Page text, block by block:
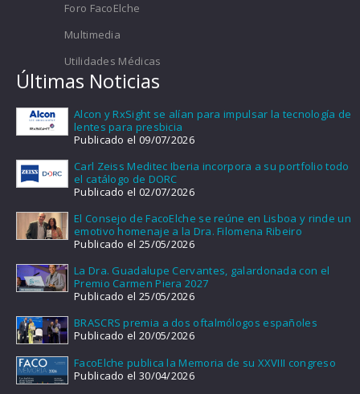
Foro FacoElche
Multimedia
Utilidades Médicas
Últimas Noticias
Alcon y RxSight se alían para impulsar la tecnología de
lentes para presbicia
Publicado el 09/07/2026
Carl Zeiss Meditec Iberia incorpora a su portfolio todo
el catálogo de DORC
Publicado el 02/07/2026
El Consejo de FacoElche se reúne en Lisboa y rinde un
emotivo homenaje a la Dra. Filomena Ribeiro
Publicado el 25/05/2026
La Dra. Guadalupe Cervantes, galardonada con el
Premio Carmen Piera 2027
Publicado el 25/05/2026
BRASCRS premia a dos oftalmólogos españoles
Publicado el 20/05/2026
FacoElche publica la Memoria de su XXVIII congreso
Publicado el 30/04/2026